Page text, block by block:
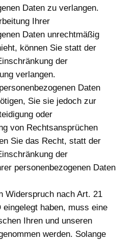
Daten zu verlangen.
Ihrer
Daten unrechtmäßig
können Sie statt der
der
verlangen.
Daten
Sie sie jedoch zur
oder
von Rechtsansprüchen
Sie das Recht, statt der
der
personenbezogenen Daten
Widerspruch nach Art. 21
eingelegt haben, muss eine
Ihren und unseren
werden. Solange